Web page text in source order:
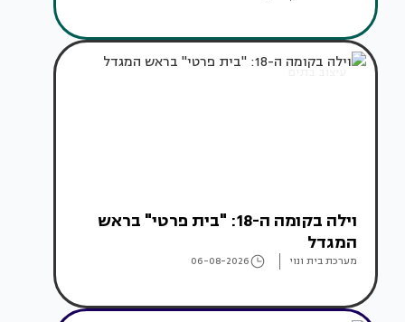
עיצוב בתים
וילה בקומה ה-18: "בית פרטי" בראש
המגדל
מערכת בית ונוי 06-08-2026